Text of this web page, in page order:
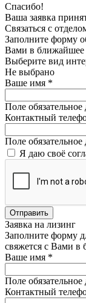
Спасибо!
Ваша заявка
Связаться с
Заполните форму
Вами в ближайшее
Выберите вид
Не выбрано
Ваше имя *
Поле обязательное
Контактный
Поле обязательное
Я даю своё
Отправить
Заявка на лизинг
Заполните форму
свяжется с Вами в
Ваше имя *
Поле обязательное
Контактный